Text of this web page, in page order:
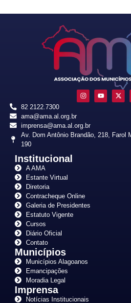
82 2122.7300
ama@ama.al.org.br
imprensa@ama.al.org.br
Av. Dom Antônio Brandão, 218, Farol
190
Institucional
A AMA
Estante Virtual
Diretoria
Contracheque Online
Galeria de Presidentes
Estatuto Vigente
Cursos
Diário Oficial
Contato
Municípios
Municípios Alagoanos
Emancipações
Moradia Legal
Imprensa
Notícias Institucionais